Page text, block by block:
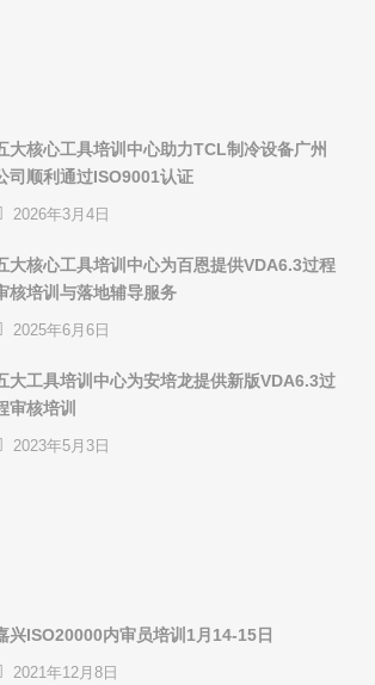
大核心工具培训中心助力TCL制冷设备广州
司顺利通过ISO9001认证
2026年3月4日
大核心工具培训中心为百恩提供VDA6.3过程
核培训与落地辅导服务
2025年6月6日
大工具培训中心为安培龙提供新版VDA6.3过
审核培训
2023年5月3日
兴ISO20000内审员培训1月14-15日
2021年12月8日